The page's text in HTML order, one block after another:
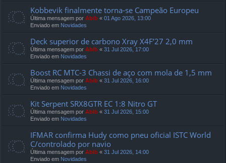
Kobbevik finalmente torna-se Campeão Europeu
Última mensagem por Abib « 01 Ago 2026, 13:00
Enviado em Novidades
Deck superior de carbono Xray X4F’27 2,0 mm
Última mensagem por Abib « 31 Jul 2026, 17:00
Enviado em Novidades
Boost RC MTC-3 Chassi de aço com mola de 1,5 mm
Última mensagem por Abib « 31 Jul 2026, 16:00
Enviado em Novidades
Kit Serpent SRX8GTR EC 1:8 Nitro GT
Última mensagem por Abib « 31 Jul 2026, 15:00
Enviado em Novidades
IFMAR confirma Hudy como pneu oficial ISTC World
C/controlado por navio
Última mensagem por Abib « 31 Jul 2026, 14:00
Enviado em Novidades